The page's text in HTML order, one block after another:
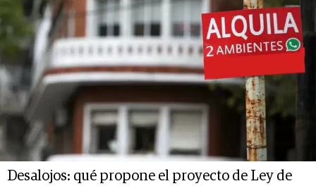
Desalojos: qué propone el proyecto de Ley de